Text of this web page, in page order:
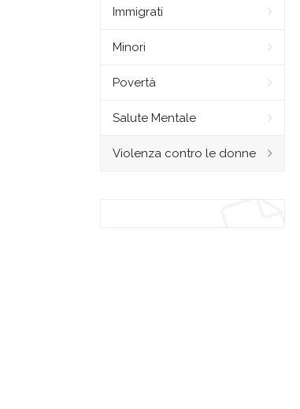
Immigrati
Minori
Povertà
Salute Mentale
Violenza contro le donne